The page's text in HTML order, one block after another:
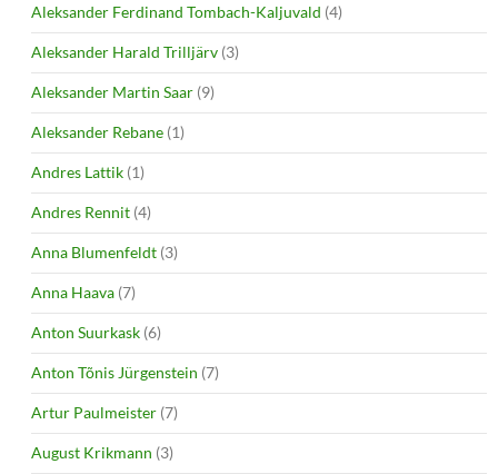
Aleksander Ferdinand Tombach-Kaljuvald (4)
Aleksander Harald Trilljärv (3)
Aleksander Martin Saar (9)
Aleksander Rebane (1)
Andres Lattik (1)
Andres Rennit (4)
Anna Blumenfeldt (3)
Anna Haava (7)
Anton Suurkask (6)
Anton Tõnis Jürgenstein (7)
Artur Paulmeister (7)
August Krikmann (3)